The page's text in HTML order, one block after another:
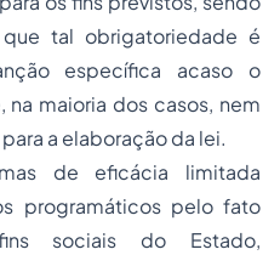
tal obrigatoriedade é
específica acaso o
maioria dos casos, nem
a elaboração da lei.
de eficácia limitada
programáticos pelo fato
sociais do Estado,